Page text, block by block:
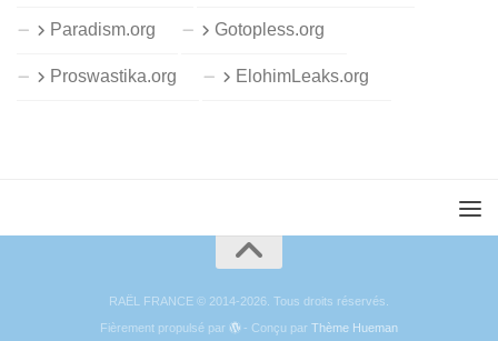
Paradism.org Gotopless.org
Proswastika.org ElohimLeaks.org
RAËL FRANCE © 2014-2026. Tous droits réservés.
Fièrement propulsé par
- Conçu parThème Hueman